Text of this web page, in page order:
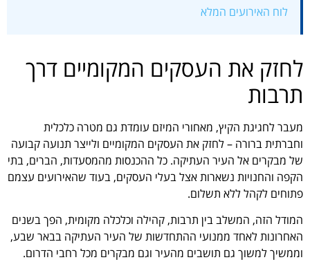
לוח האירועים המלא
לחזק את העסקים המקומיים דרך
תרבות
מעבר לחגיגת הקיץ, מאחורי המיזם עומדת גם מטרה כלכלית
וחברתית ברורה – לחזק את העסקים המקומיים ולייצר תנועה קבועה
של מבקרים אל העיר העתיקה. כל ההכנסות מהמסעדות, הברים, בתי
הקפה והחנויות נשארות אצל בעלי העסקים, בעוד שהאירועים עצמם
פתוחים לקהל ללא תשלום.
המודל הזה, המשלב בין תרבות, קהילה וכלכלה מקומית, הפך בשנים
האחרונות לאחד ממנועי ההתחדשות של העיר העתיקה בבאר שבע,
וממשיך למשוך גם תושבים מהעיר וגם מבקרים מכל רחבי הדרום.